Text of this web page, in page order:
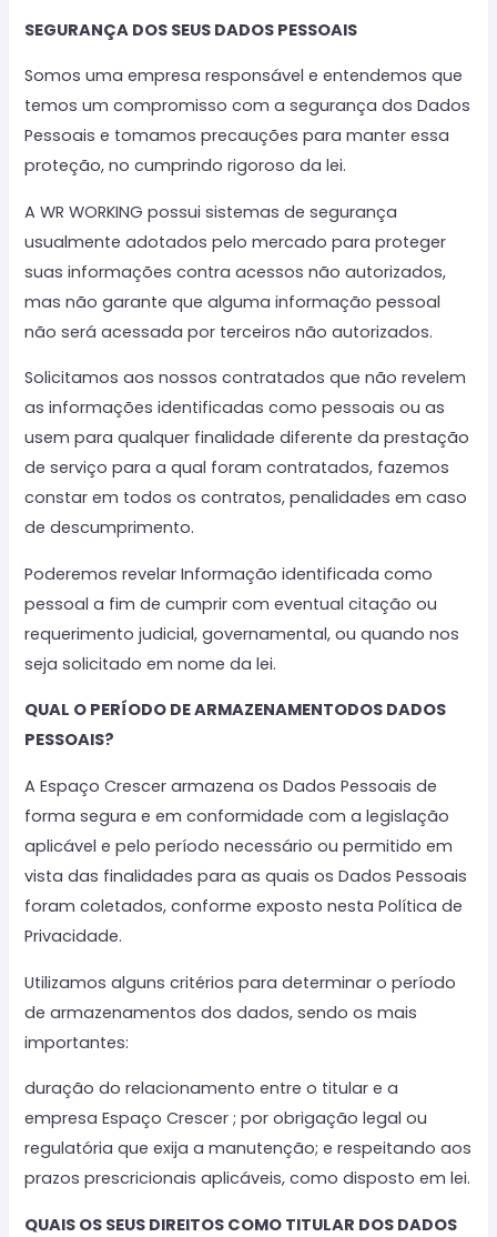
SEGURANÇA DOS SEUS DADOS PESSOAIS
Somos uma empresa responsável e entendemos que
temos um compromisso com a segurança dos Dados
Pessoais e tomamos precauções para manter essa
proteção, no cumprindo rigoroso da lei.
A WR WORKING possui sistemas de segurança
usualmente adotados pelo mercado para proteger
suas informações contra acessos não autorizados,
mas não garante que alguma informação pessoal
não será acessada por terceiros não autorizados.
Solicitamos aos nossos contratados que não revelem
as informações identificadas como pessoais ou as
usem para qualquer finalidade diferente da prestação
de serviço para a qual foram contratados, fazemos
constar em todos os contratos, penalidades em caso
de descumprimento.
Poderemos revelar Informação identificada como
pessoal a fim de cumprir com eventual citação ou
requerimento judicial, governamental, ou quando nos
seja solicitado em nome da lei.
QUAL O PERÍODO DE ARMAZENAMENTODOS DADOS
PESSOAIS?
A Espaço Crescer armazena os Dados Pessoais de
forma segura e em conformidade com a legislação
aplicável e pelo período necessário ou permitido em
vista das finalidades para as quais os Dados Pessoais
foram coletados, conforme exposto nesta Política de
Privacidade.
Utilizamos alguns critérios para determinar o período
de armazenamentos dos dados, sendo os mais
importantes:
duração do relacionamento entre o titular e a
empresa Espaço Crescer ; por obrigação legal ou
regulatória que exija a manutenção; e respeitando aos
prazos prescricionais aplicáveis, como disposto em lei.
QUAIS OS SEUS DIREITOS COMO TITULAR DOS DADOS